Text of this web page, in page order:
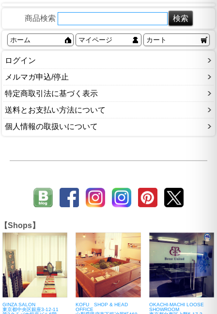
商品検索
ホーム マイページ カート
ログイン
メルマガ申込/停止
特定商取引法に基づく表示
送料とお支払い方法について
個人情報の取扱いについて
【Shops】
GINZA SALON
東京都中央区銀座3-12-11
KOFU SHOP & HEAD
OFFICE
OKACHI-MACHI LOOSE
SHOWROOM